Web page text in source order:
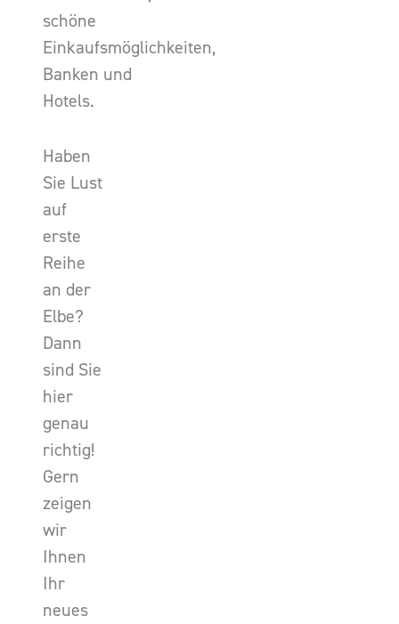
schöne
Einkaufsmöglichkeiten,
Banken und
Hotels.
Haben
Sie Lust
auf
erste
Reihe
an der
Elbe?
Dann
sind Sie
hier
genau
richtig!
Gern
zeigen
wir
Ihnen
Ihr
neues